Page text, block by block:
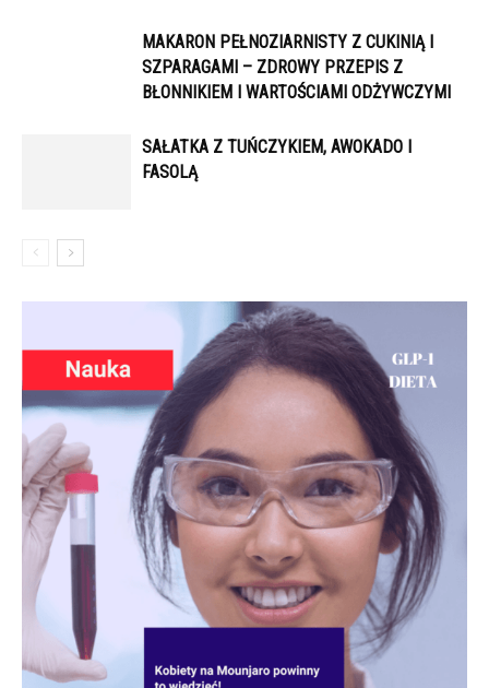
MAKARON PEŁNOZIARNISTY Z CUKINIĄ I
SZPARAGAMI – ZDROWY PRZEPIS Z
BŁONNIKIEM I WARTOŚCIAMI ODŻYWCZYMI
SAŁATKA Z TUŃCZYKIEM, AWOKADO I
FASOLĄ